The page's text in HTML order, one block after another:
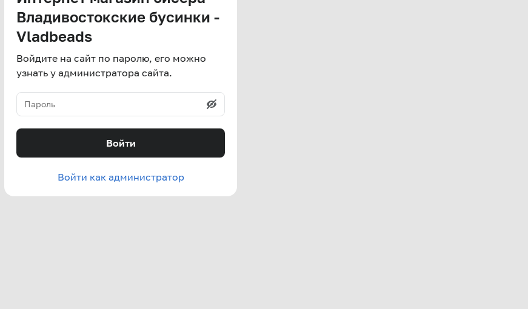
Владивостокские бусинки -
Vladbeads
Войдите на сайт по паролю, его можно
узнать у администратора сайта.
Войти
Войти как администратор